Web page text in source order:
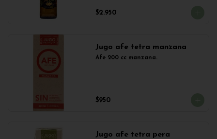
$2.950
Jugo afe tetra manzana
Afe 200 cc manzana.
$950
Jugo afe tetra pera